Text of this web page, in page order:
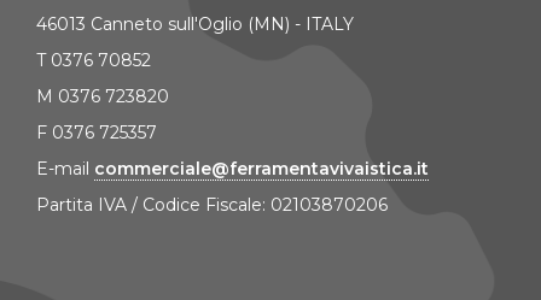
46013 Canneto sull'Oglio (MN) - ITALY
T 0376 70852
M 0376 723820
F 0376 725357
E-mail commerciale@ferramentavivaistica.it
Partita IVA / Codice Fiscale: 02103870206